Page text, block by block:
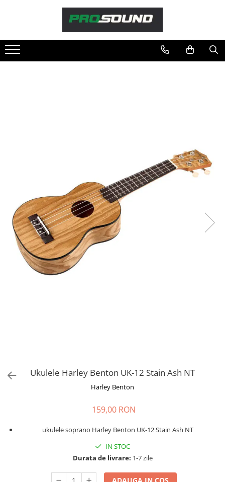
Sonorizare / PA
Playere si Recordere
Procesoare si efecte
Shockmount
Stabilizatoare de tensiune UPS si
Power Conditioner
Unelte Audio
Microfoane
Accesorii de microfoane
Microfoane de studio
Microfoane de Suprafata
Microfoane lavaliera si headset
Android
Microfoane pt Camere Video
Microfoane pt instalatii si
Microfoane Ribbon
Ukulele Harley Benton UK-12 Stain Ash NT
Harley Benton
159,00 RON
ukulele soprano Harley Benton UK-12 Stain Ash NT
IN STOC
Durata de livrare: 1-7 zile
ADAUGA IN COS